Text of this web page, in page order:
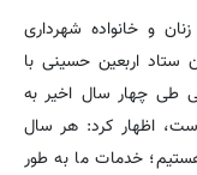
و خانواده شهرداری
ستاد اربعین حسینی با
طی چهار سال اخیر به
اظهار کرد: هر سال
خدمات ما به طور